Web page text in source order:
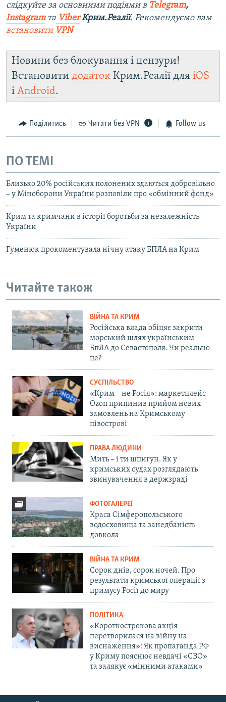
слідкуйте за основними подіями в Telegram,
Instagramта ViberКрим.Реалії. Рекомендуємо вам
встановити VPN
Новини без блокування і цензури!
Встановити додаток Крим.Реалії для iOS
і Android.
Поділитись Читати без VPN Follow us
ПО ТЕМІ
Близько 20% російських полонених здаються добровільно
– у Міноборони України розповіли про «обмінний фонд»
Крим та кримчани в історії боротьби за незалежність
України
Гуменюк прокоментувала нічну атаку БПЛА на Крим
Читайте також
ВІЙНА ТА КРИМ
Російська влада обіцяє закрити
морський шлях українським
БпЛА до Севастополя. Чи реально
це?
СУСПІЛЬСТВО
«Крим – не Росія»: маркетплейс
Ozon припинив прийом нових
замовлень на Кримському
півострові
ПРАВА ЛЮДИНИ
Мить – і ти шпигун. Як у
кримських судах розглядають
звинувачення в держзраді
ФОТОГАЛЕРЕЇ
Краса Сімферопольського
водосховища та занедбаність
довкола
ВІЙНА ТА КРИМ
Сорок днів, сорок ночей. Про
результати кримської операції з
примусу Росії до миру
ПОЛІТИКА
«Короткострокова акція
перетворилася на війну на
виснаження»: Як пропаганда РФ
у Криму пояснює невдачі «СВО»
та залякує «мінними атаками»